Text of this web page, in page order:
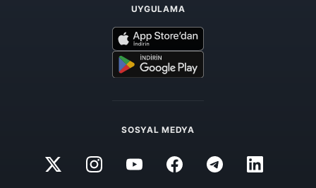
UYGULAMA
SOSYAL MEDYA